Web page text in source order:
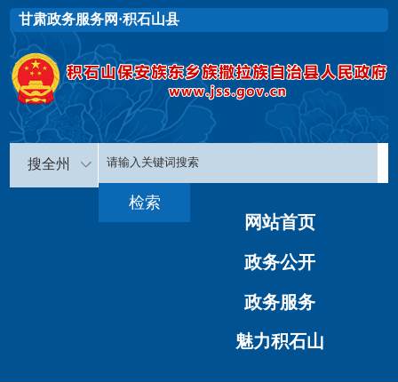
甘肃政务服务网·积石山县
搜全州
网站首页
政务公开
政务服务
魅力积石山